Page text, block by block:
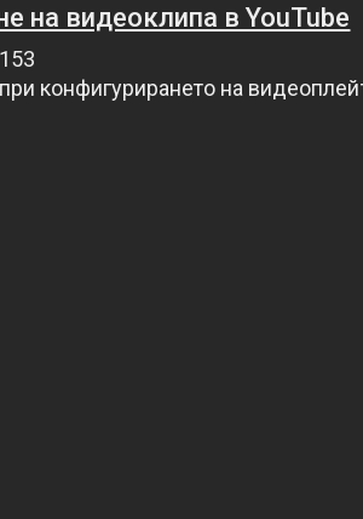
на видеоклипа в YouTube
конфигурирането на